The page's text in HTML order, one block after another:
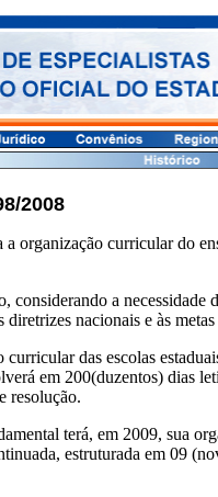
2008
a organização curricular do
considerando a necessidade
diretrizes nacionais e às
curricular das escolas
em 200(duzentos) dias
resolução.
terá, em 2009, sua
estruturada em 09